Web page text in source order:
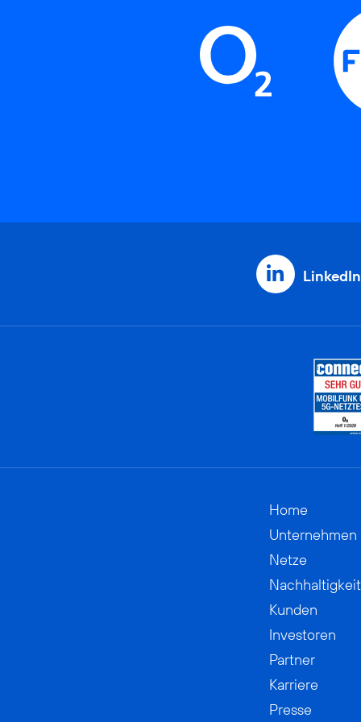
LinkedIn
Home
Unternehmen
Netze
Nachhaltigkeit
Kunden
Investoren
Partner
Karriere
Presse